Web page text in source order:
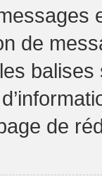
de
de